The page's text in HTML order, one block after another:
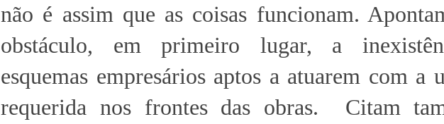
não é assim que as coisas funcionam.
obstáculo, em primeiro lugar, a
esquemas empresários aptos a atuarem com a
requerida nos frontes das obras.
Citam